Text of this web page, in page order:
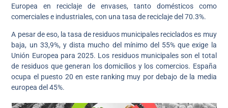
Europea en reciclaje de envases, tanto domésticos como
comerciales e industriales, con una tasa de reciclaje del 70.3%.
A pesar de eso, la tasa de residuos municipales reciclados es muy
baja, un 33,9%, y dista mucho del mínimo del 55% que exige la
Unión Europea para 2025. Los residuos municipales son el total
de residuos que generan los domicilios y los comercios. España
ocupa el puesto 20 en este ranking muy por debajo de la media
europea del 45%.